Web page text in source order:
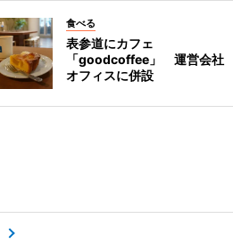
食べる
表参道にカフェ
「goodcoffee」 運営会社
オフィスに併設